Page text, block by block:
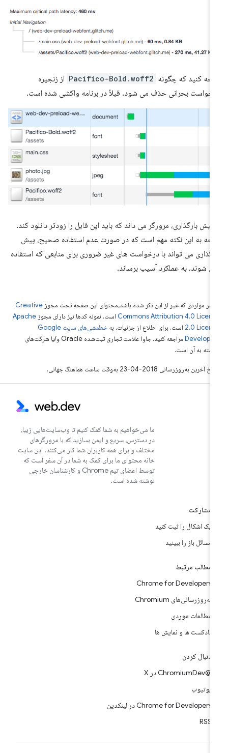
کنید که چگونه Pacifico-Bold.woff2 از زنجیره
بحرانی حذف می شود. قبلاً در برنامه واکشی شده است.
پیش بارگذاری، مرورگر می داند که باید این فایل را زودتر دانلود کند.
به این نکته مهم است که در صورت عدم استفاده صحیح، پیش
می تواند با درخواست های غیر ضروری برای منابعی که استفاده
شوند، به عملکرد آسیب برساند.
در مواردی که غیر از این ذکر شده باشد،‌محتوای این صفحه تحت مجوزCreative
Commons Attribution 4.0است. نمونه کدها نیز دارای مجوزApache
2.0است. برای اطلاع از جزئیات، به
خطمشی‌های سایت Google
مراجعه کنید. جاوا علامت تجاری ثبت‌شده Oracle و/یا شرکت‌های
به آن است.
آخرین به‌روزرسانی 2018-04-23 به‌وقت ساعت هماهنگ جهانی.
ما می‌خواهیم به شما کمک کنیم تا وب‌سایت‌هایی زیبا،
در دسترس، سریع و ایمن بسازید که با مرورگرهای
مختلف و برای همه کاربران شما کار می‌کنند. این سایت
خانه محتوای ما برای کمک به شما در آن سفر است که
توسط اعضای تیم Chrome و کارشناسان خارجی
نوشته شده است.
مشارکت
یک اشکال را ثبت کنید
مسائل باز را ببینید
مطالب مرتبط
Chrome for Developers
به‌روزرسانی‌های Chromium
مطالعات موردی
پادکست ها و نمایش ها
دنبال کردن
یوتیوب
Chrome for Developers در لینکدین